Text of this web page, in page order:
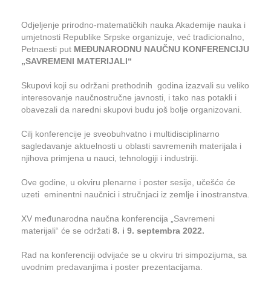
Odjeljenje prirodno-matematičkih nauka Akademije nauka i
umjetnosti Republike Srpske organizuje, već tradicionalno,
Petnaesti put MEĐUNARODNU NAUČNU KONFERENCIJU
„SAVREMENI MATERIJALI“
Skupovi koji su održani prethodnih godina izazvali su veliko
interesovanje naučnostručne javnosti, i tako nas potakli i
obavezali da naredni skupovi budu još bolje organizovani.
Cilj konferencije je sveobuhvatno i multidisciplinarno
sagledavanje aktuelnosti u oblasti savremenih materijala i
njihova primjena u nauci, tehnologiji i industriji.
Ove godine, u okviru plenarne i poster sesije, učešće će
uzeti eminentni naučnici i stručnjaci iz zemlje i inostranstva.
XV međunarodna naučna konferencija „Savremeni
materijali“ će se održati 8. i 9. septembra 2022.
Rad na konferenciji odvijaće se u okviru tri simpozijuma, sa
uvodnim predavanjima i poster prezentacijama.